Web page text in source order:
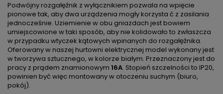
Podwójny rozgałęźnik z wyłącznikiem pozwala na wpięcie
pionowe tak, aby dwa urządzenia mogły korzysta ć z zasilania
jednocześnie. Uziemienie w obu gniazdach jest bowiem
umiejscowione w taki sposób, aby nie kolidowało to zwłaszcza
w przypadku wtyczek kątowych wpinanych do rozgałęźnika.
Oferowany w naszej hurtowni elektrycznej model wykonany jest
w tworzywa sztucznego, w kolorze białym. Przeznaczony jest do
pracy z prądem znamionowym 16A. Stopień szczelności to IP20,
powinien być więc montowany w otoczeniu suchym (biuro,
pokój).